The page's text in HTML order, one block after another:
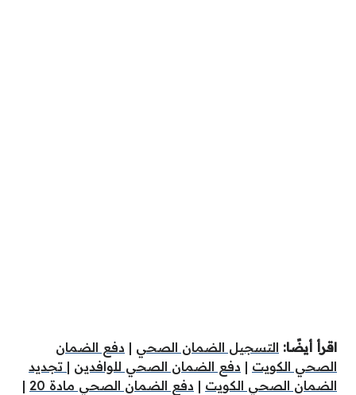
اقرأ أيضًا: التسجيل الضمان الصحي | دفع الضمان
الصحي الكويت | دفع الضمان الصحي للوافدين | تجديد
الضمان الصحي الكويت | دفع الضمان الصحي مادة 20
|